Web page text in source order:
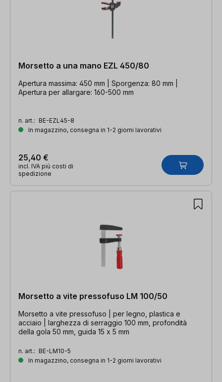
Morsetto a una mano EZL 450/80
Apertura massima: 450 mm | Sporgenza: 80 mm |
Apertura per allargare: 160-500 mm
n. art.: BE-EZL45-8
In magazzino, consegna in 1-2 giorni lavorativi
25,40 €
incl. IVA più costi di
spedizione
Morsetto a vite pressofuso LM 100/50
Morsetto a vite pressofuso | per legno, plastica e
acciaio | larghezza di serraggio 100 mm, profondità
della gola 50 mm, guida 15 x 5 mm
n. art.: BE-LM10-5
In magazzino, consegna in 1-2 giorni lavorativi